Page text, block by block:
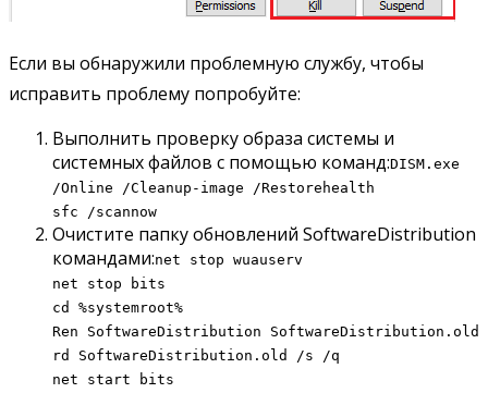
Если вы обнаружили проблемную службу, чтобы
исправить проблему попробуйте:
Выполнить проверку образа системы и
системных файлов с помощью команд:DISM.exe
/Online /Cleanup-image /Restorehealth
sfc /scannow
Очистите папку обновлений SoftwareDistribution
командами:net stop wuauserv
net stop bits
cd %systemroot%
Ren SoftwareDistribution SoftwareDistribution.old
rd SoftwareDistribution.old /s /q
net start bits